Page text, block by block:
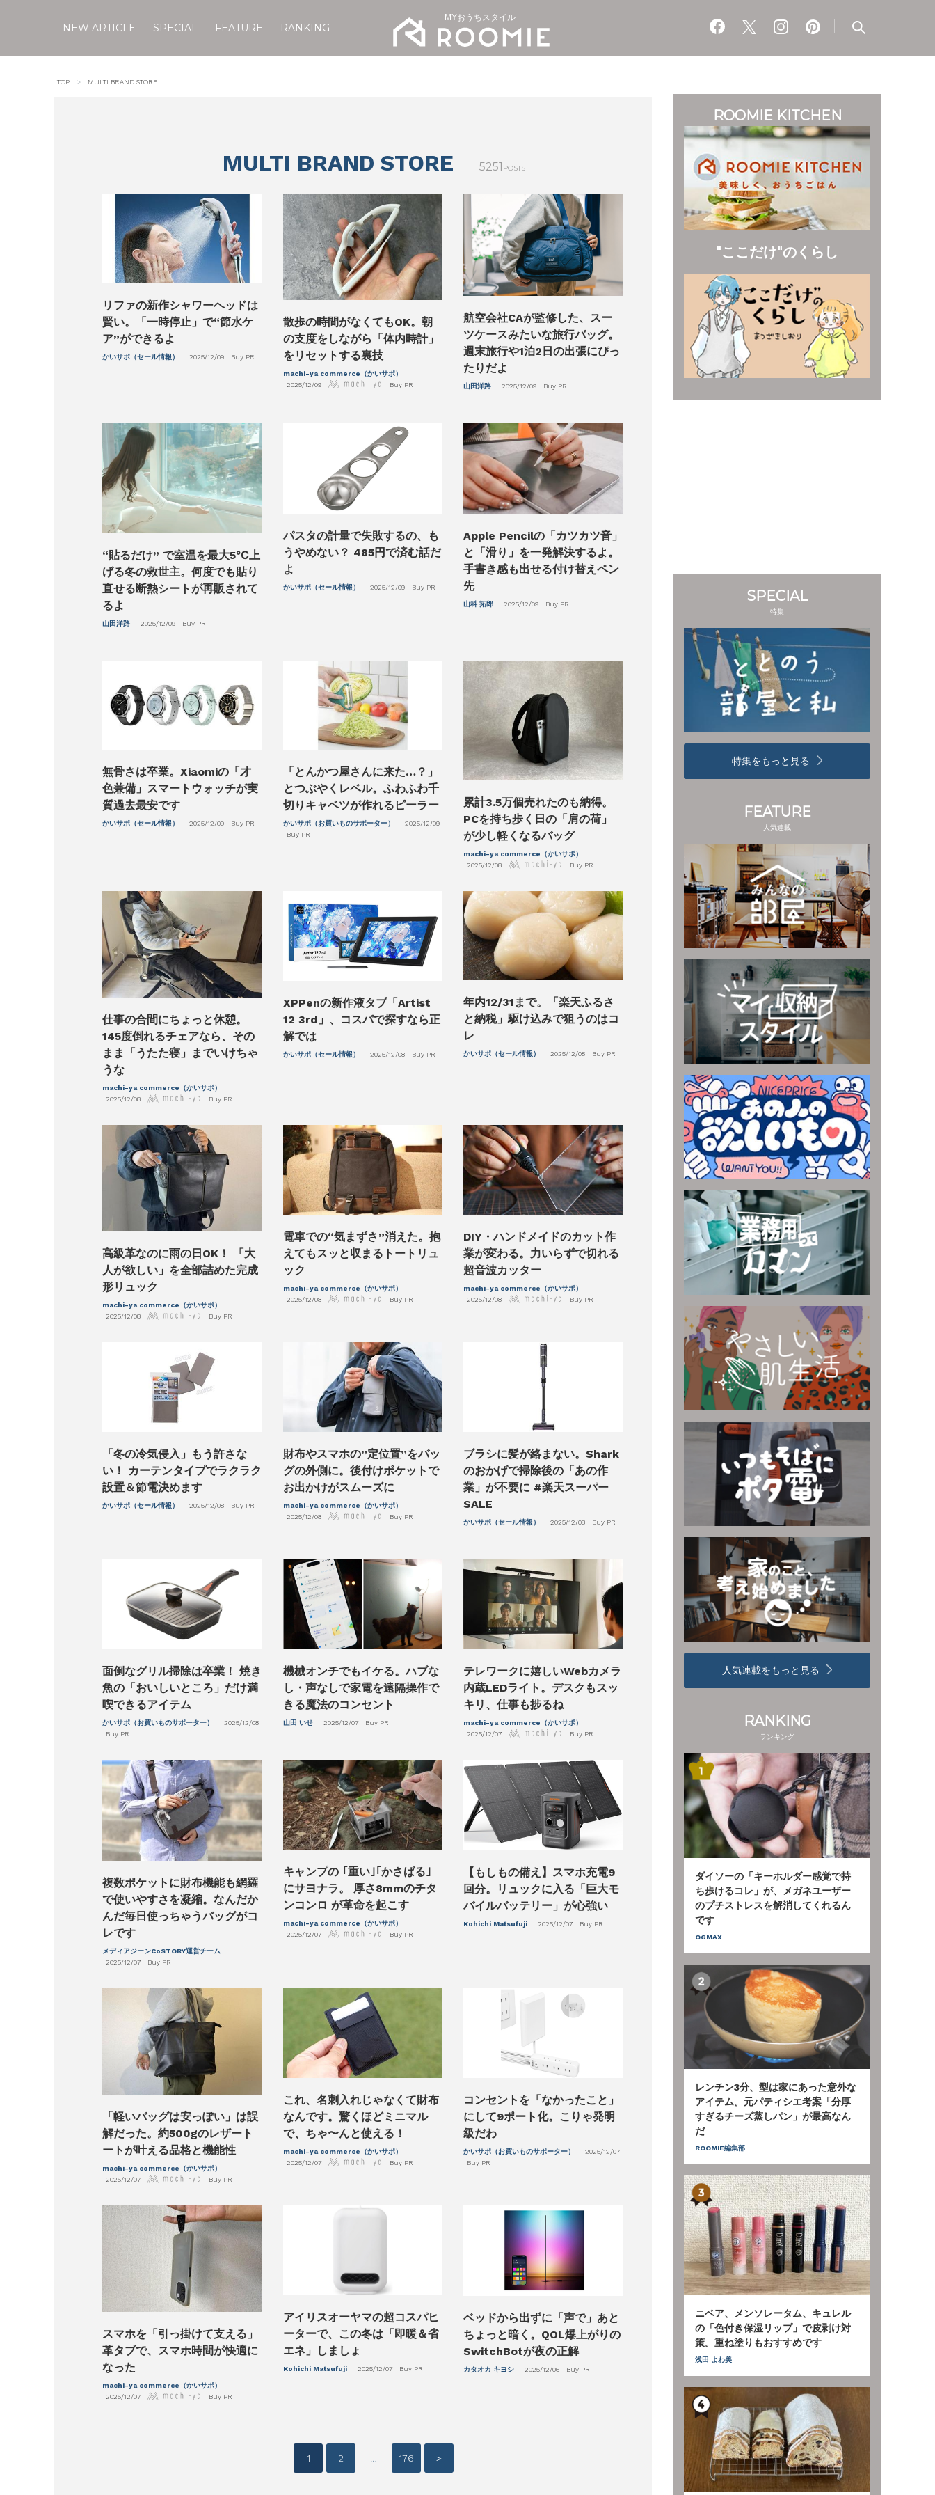
NEW ARTICLE SPECIAL FEATURE RANKING
MYおうちスタイル
TOP MULTI BRAND STORE
MULTI BRAND STORE 5251 POSTS
リファの新作シャワーヘッドは
賢い。「一時停止」で“節水ケ
ア”ができるよ
かいサポ（セール情報） 2025/12/09 Buy PR
散歩の時間がなくてもOK。朝
の支度をしながら「体内時計」
をリセットする裏技
machi-ya commerce（かいサポ）
2025/12/09
Buy PR
航空会社CAが監修した、スー
ツケースみたいな旅行バッグ。
週末旅行や1泊2日の出張にぴっ
たりだよ
山田洋路 2025/12/09 Buy PR
“貼るだけ” で室温を最大5℃上
げる冬の救世主。何度でも貼り
直せる断熱シートが再販されて
るよ
山田洋路 2025/12/09 Buy PR
パスタの計量で失敗するの、も
うやめない？ 485円で済む話だ
よ
かいサポ（セール情報） 2025/12/09 Buy PR
Apple Pencilの「カツカツ音」
と「滑り」を一発解決するよ。
手書き感も出せる付け替えペン
先
山科 拓郎 2025/12/09 Buy PR
無骨さは卒業。Xiaomiの「才
色兼備」スマートウォッチが実
質過去最安です
かいサポ（セール情報） 2025/12/09 Buy PR
「とんかつ屋さんに来た…？」
とつぶやくレベル。ふわふわ千
切りキャベツが作れるピーラー
かいサポ（お買いものサポーター）
2025/12/09
Buy PR
累計3.5万個売れたのも納得。
PCを持ち歩く日の「肩の荷」
が少し軽くなるバッグ
machi-ya commerce（かいサポ）
2025/12/08
Buy PR
仕事の合間にちょっと休憩。
145度倒れるチェアなら、その
まま「うたた寝」までいけちゃ
うな
machi-ya commerce（かいサポ）
2025/12/08
Buy PR
XPPenの新作液タブ「Artist
12 3rd」、コスパで探すなら正
解では
かいサポ（セール情報） 2025/12/08 Buy PR
年内12/31まで。「楽天ふるさ
と納税」駆け込みで狙うのはコ
レ
かいサポ（セール情報） 2025/12/08 Buy PR
高級革なのに雨の日OK！ 「大
人が欲しい」を全部詰めた完成
形リュック
machi-ya commerce（かいサポ）
2025/12/08
Buy PR
電車での“気まずさ”消えた。抱
えてもスッと収まるトートリュ
ック
machi-ya commerce（かいサポ）
2025/12/08
Buy PR
DIY・ハンドメイドのカット作
業が変わる。力いらずで切れる
超音波カッター
machi-ya commerce（かいサポ）
2025/12/08
Buy PR
「冬の冷気侵入」もう許さな
い！ カーテンタイプでラクラク
設置＆節電決めます
かいサポ（セール情報） 2025/12/08 Buy PR
財布やスマホの”定位置”をバッ
グの外側に。後付けポケットで
お出かけがスムーズに
machi-ya commerce（かいサポ）
2025/12/08
Buy PR
ブラシに髪が絡まない。Shark
のおかげで掃除後の「あの作
業」が不要に #楽天スーパー
SALE
かいサポ（セール情報） 2025/12/08 Buy PR
面倒なグリル掃除は卒業！ 焼き
魚の「おいしいところ」だけ満
喫できるアイテム
かいサポ（お買いものサポーター）
2025/12/08
Buy PR
機械オンチでもイケる。ハブな
し・声なしで家電を遠隔操作で
きる魔法のコンセント
山田 いせ 2025/12/07 Buy PR
テレワークに嬉しいWebカメラ
内蔵LEDライト。デスクもスッ
キリ、仕事も捗るね
machi-ya commerce（かいサポ）
2025/12/07
Buy PR
複数ポケットに財布機能も網羅
で使いやすさを凝縮。なんだか
んだ毎日使っちゃうバッグがコ
レです
メディアジーンCoSTORY運営チーム
2025/12/07
Buy PR
キャンプの ｢重い｣｢かさばる｣
にサヨナラ。 厚さ8mmのチタ
ンコンロ が革命を起こす
machi-ya commerce（かいサポ）
2025/12/07
Buy PR
【もしもの備え】スマホ充電9
回分。リュックに入る「巨大モ
バイルバッテリー」が心強い
Kohichi Matsufuji 2025/12/07 Buy PR
「軽いバッグは安っぽい」は誤
解だった。約500gのレザート
ートが叶える品格と機能性
machi-ya commerce（かいサポ）
2025/12/07
Buy PR
これ、名刺入れじゃなくて財布
なんです。驚くほどミニマル
で、ちゃ〜んと使える！
machi-ya commerce（かいサポ）
2025/12/07
Buy PR
コンセントを「なかったこと」
にして9ポート化。こりゃ発明
級だわ
かいサポ（お買いものサポーター）
2025/12/07
Buy PR
スマホを「引っ掛けて支える」
革タブで、スマホ時間が快適に
なった
machi-ya commerce（かいサポ）
2025/12/07
Buy PR
アイリスオーヤマの超コスパヒ
ーターで、この冬は「即暖＆省
エネ」しましょ
Kohichi Matsufuji 2025/12/07 Buy PR
ベッドから出ずに「声で」あと
ちょっと暗く。QOL爆上がりの
SwitchBotが夜の正解
カタオカ キヨシ 2025/12/06 Buy PR
1 2 … 176 ＞
ROOMIE KITCHEN
"ここだけ"のくらし
SPECIAL
特集
特集をもっと見る
FEATURE
人気連載
人気連載をもっと見る
RANKING
ランキング
ダイソーの「キーホルダー感覚で持
ち歩けるコレ」が、メガネユーザー
のプチストレスを解消してくれるん
です
OGMAX
レンチン3分、型は家にあった意外な
アイテム。元パティシエ考案「分厚
すぎるチーズ蒸しパン」が最高なん
だ
ROOMIE編集部
ニベア、メンソレータム、キュレル
の「色付き保湿リップ」で皮剥け対
策。重ね塗りもおすすめです
浅田 よわ美